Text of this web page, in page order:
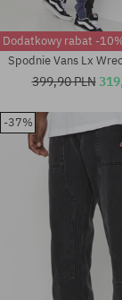
Dostępne rozmiary:
Dodatkowy rabat -
Spodnie Vans Lx
399,90 PLN
-37%